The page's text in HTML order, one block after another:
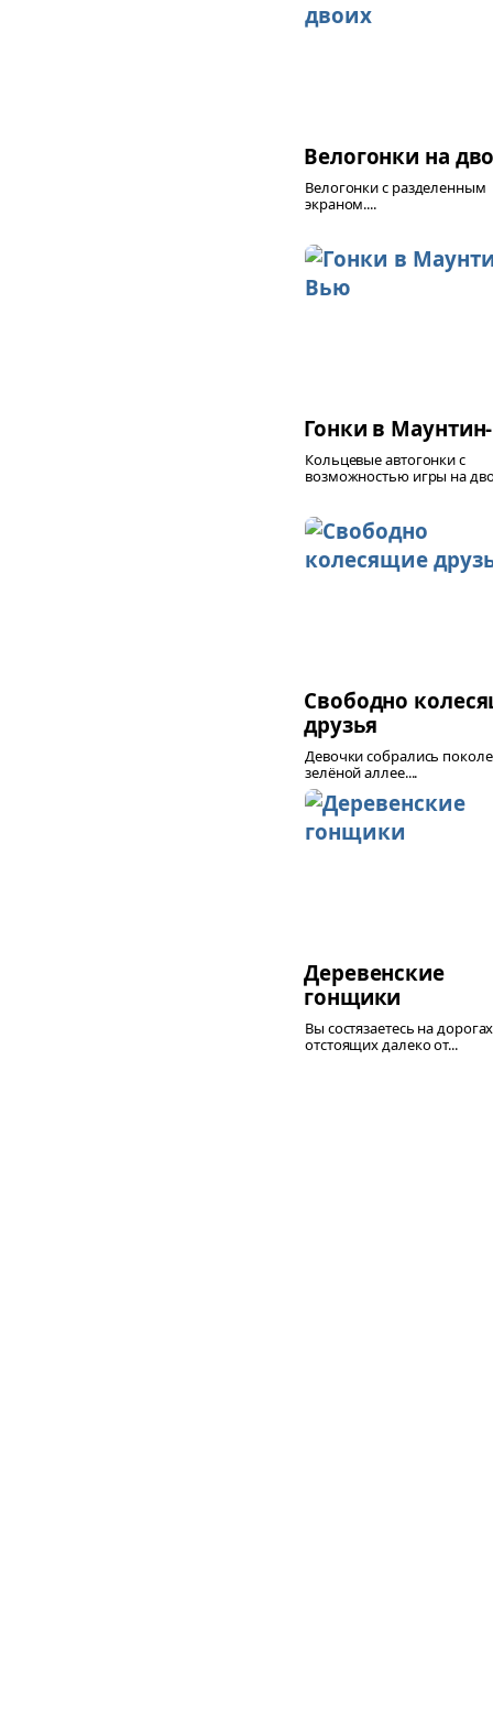
Велогонки на
Велогонки с разделенным
экраном....
Гонки в
Кольцевые автогонки с
возможностью игры на
Свободно
друзья
Девочки собрались
зелёной аллее....
Деревенские
гонщики
Вы состязаетесь на
отстоящих далеко от...